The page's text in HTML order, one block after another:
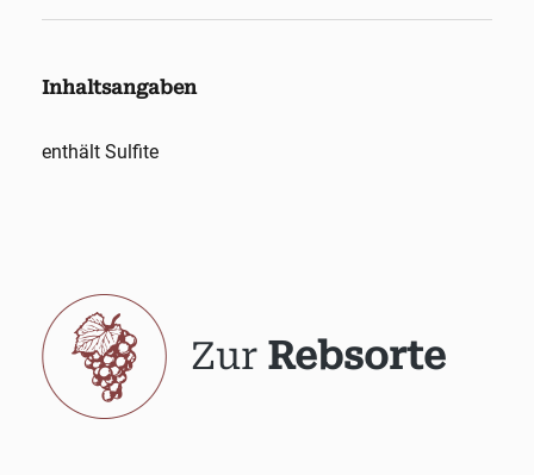
Inhaltsangaben
enthält Sulfite
Zur Rebsorte